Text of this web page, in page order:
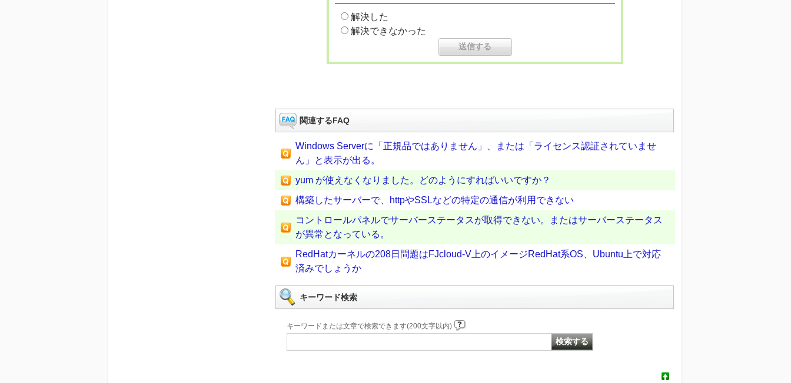
解決した
解決できなかった
関連するFAQ
Windows Serverに「正規品ではありません」、または「ライセンス認証されていませ
ん」と表示が出る。
yum が使えなくなりました。どのようにすればいいですか？
構築したサーバーで、httpやSSLなどの特定の通信が利用できない
コントロールパネルでサーバーステータスが取得できない。またはサーバーステータス
が異常となっている。
RedHatカーネルの208日問題はFJcloud-V上のイメージRedHat系OS、Ubuntu上で対応
済みでしょうか
キーワード検索
キーワードまたは文章で検索できます(200文字以内)